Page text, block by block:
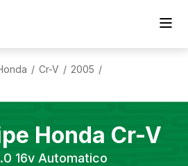
/ Cr-V / 2005 /
Honda Cr-V
16v Automatico